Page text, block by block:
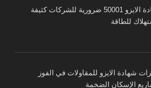
شهادة الايزو 50001 ضرورية للشركات كثيفة
للطاقة
شهادة الايزو للمقاولات في الفوز
الإسكان الضخمة